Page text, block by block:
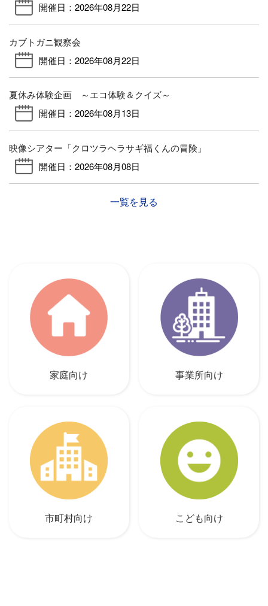
開催日：2026年08月22日
カブトガニ観察会
開催日：2026年08月22日
夏休み体験企画 ～エコ体験＆クイズ～
開催日：2026年08月13日
映像シアター「クロツラヘラサギ福くんの冒険」
開催日：2026年08月08日
一覧を見る
家庭向け 事業所向け
市町村向け こども向け